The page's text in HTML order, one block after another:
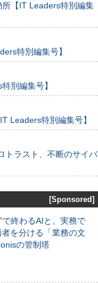
【IT Leaders特別編集
特別編集号】
別編集号】
Leaders特別編集号】
トラスト、不断のサイバ
[Sponsored]
で終わるAIと、実務で
を分ける「業務の文
の管制塔